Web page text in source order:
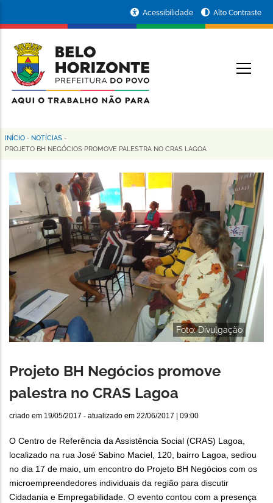
conteúdo
principal
da
Prefeitura
de
Horizonte
Acessibilidade Alto Contraste
Trilha
navegação
INÍCIO - NOTÍCIAS -
PROJETO BH NEGÓCIOS PROMOVE PALESTRA NO CRAS LAGOA
Foto: Divulgação
Projeto BH Negócios promove
palestra no CRAS Lagoa
criado em 19/05/2017 - atualizado em 22/06/2017 | 09:00
O Centro de Referência da Assistência Social (CRAS) Lagoa,
localizado na rua José Sabino Maciel, 120, bairro Lagoa, sediou
no dia 17 de maio, um encontro do Projeto BH Negócios com os
microempreendedores individuais da região para discutir
Cidadania e Empregabilidade. O evento contou com a presença